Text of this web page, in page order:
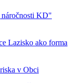
KD"
Lazisko ako forma
v Obci